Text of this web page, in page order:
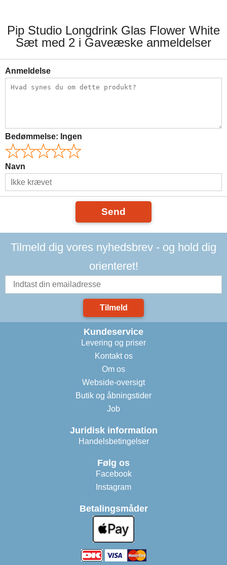
Pip Studio Longdrink Glas Flower White
Sæt med 2 i Gaveæske anmeldelser
Anmeldelse
Bedømmelse: Ingen
Navn
Send
Tilmeld dig vores nyhedsbrev - og hold dig
orienteret!
Tilmeld
Kundeservice
Levering og priser
Kontakt os
Om os
Webside-oversigt
Butik og åbningstider
Job
Juridisk information
Handelsbetingelser
Følg os
Facebook
Instagram
Betalingsmåder